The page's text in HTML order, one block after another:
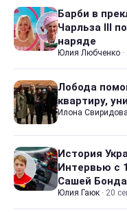
Барби в
Чарльза III
наряде
Юлия Любченко ·
Лобода
квартиру,
Илона Свиридова
История
Интервью с
Сашей
Юлия Гаюк · 20